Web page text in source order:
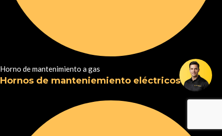
Horno de mantenimiento a gas
Hornos de manteniemiento eléctricos